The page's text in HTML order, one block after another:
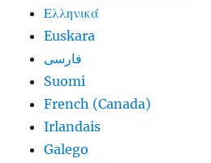
Ελληνικά
Euskara
فارسی
Suomi
French (Canada)
Irlandais
Galego